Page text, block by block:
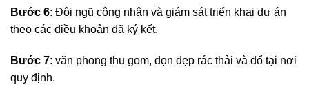
Bước 6: Đội ngũ công nhân và giám sát triển khai dự án
theo các điều khoản đã ký kết.
Bước 7: văn phong thu gom, dọn dẹp rác thải và đổ tại nơi
quy định.